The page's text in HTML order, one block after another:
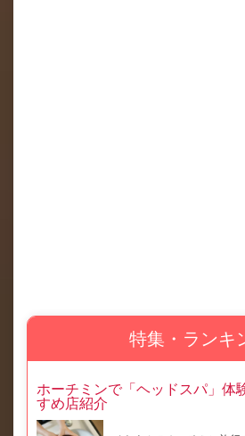
特集・ランキ
ホーチミンで「ヘッドスパ」体
すめ店紹介